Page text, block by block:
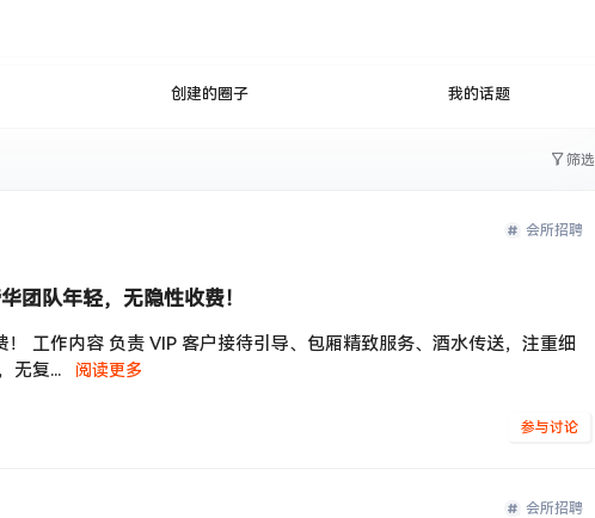
创建的圈子 我的话题
筛选
会所招聘
团队年轻，无隐性收费！
工作内容 负责 VIP 客户接待引导、包厢精致服务、酒水传送，注重细
无复...
阅读更多
参与讨论
会所招聘